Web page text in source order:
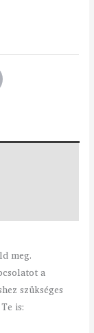
meg.
a
szükséges
is: